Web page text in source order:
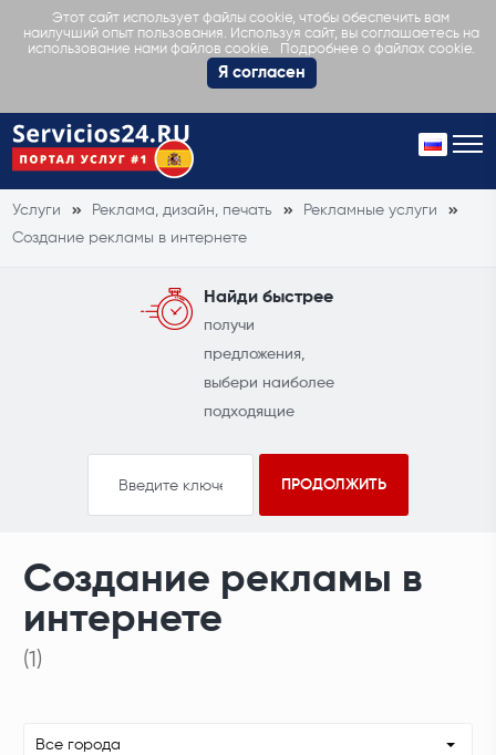
Этот сайт использует файлы cookie, чтобы обеспечить вам
наилучший опыт пользования. Используя сайт, вы соглашаетесь на
использование нами файлов cookie.
Подробнее о файлах cookie.
Я согласен
Услуги Реклама, дизайн, печать
Рекламные услуги
Создание рекламы в интернете
Найди быстрее
получи
предложения,
выбери наиболее
подходящие
Создание рекламы в
интернете
(1)
Все города